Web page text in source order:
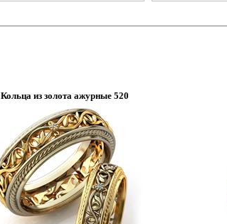
Кольца из золота ажурные 520